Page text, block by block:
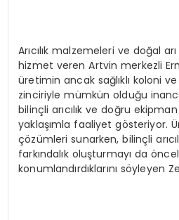
Arıcılık malzemeleri ve doğal
hizmet veren Artvin merkezli
üretimin ancak sağlıklı koloni
zinciriyle mümkün olduğu
bilinçli arıcılık ve doğru ekipman
yaklaşımla faaliyet gösteriyor.
çözümleri sunarken, bilinçli
farkındalık oluşturmayı da
konumlandırdıklarını söyleyen